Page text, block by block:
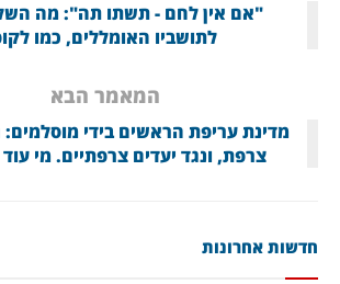
"אם אין לחם - תשתו תה": מה
לתושביו האומללים, כמו
המאמר הבא
מדינת עריפת הראשים בידי
צרפת, ונגד יעדים צרפתיים. מי
חדשות אחרונות